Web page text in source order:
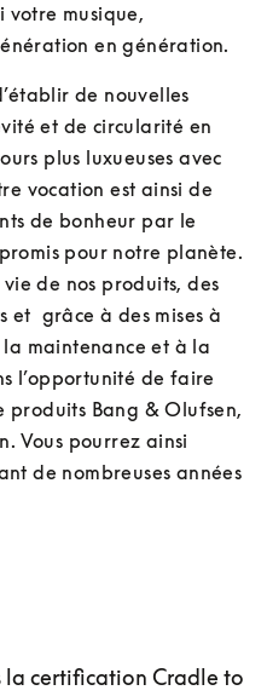
votre musique,
en génération.
de nouvelles
et de circularité en
plus luxueuses avec
vocation est ainsi de
de bonheur par le
pour notre planète.
de nos produits, des
et  grâce à des mises à
maintenance et à la
l’opportunité de faire
produits Bang & Olufsen,
Vous pourrez ainsi
de nombreuses années
la certification Cradle to